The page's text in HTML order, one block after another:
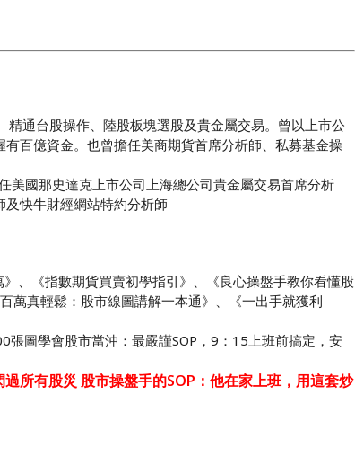
通台股操作、陸股板塊選股及貴金屬交易。曾以上市公
百億資金。也曾擔任美商期貨首席分析師、私募基金操
美國那史達克上市公司上海總公司貴金屬交易首席分析
快牛財經網站特約分析師
、《指數期貨買賣初學指引》、《良心操盤手教你看懂股
萬真輕鬆：股市線圖講解一本通》、《一出手就獲利
圖學會股市當沖：最嚴謹SOP，9：15上班前搞定，安
所有股災 股市操盤手的SOP：他在家上班，用這套炒